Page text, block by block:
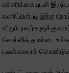
எச்சரிக்கையுடன்
கணிப்பின்படி இந்த
விரும்புபவர்களுக்கு
வெள்ளித் துண்டை
பலன்களைக்